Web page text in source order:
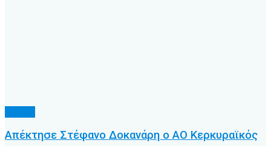
Απέκτησε Στέφανο Δοκανάρη ο ΑΟ Κερκυραϊκός